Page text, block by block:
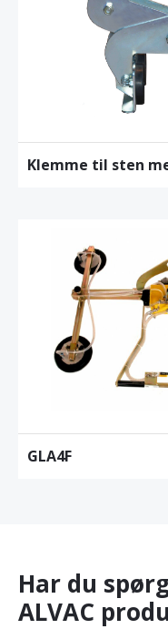
Klemme til sten
GLA4F
Har du
ALVAC